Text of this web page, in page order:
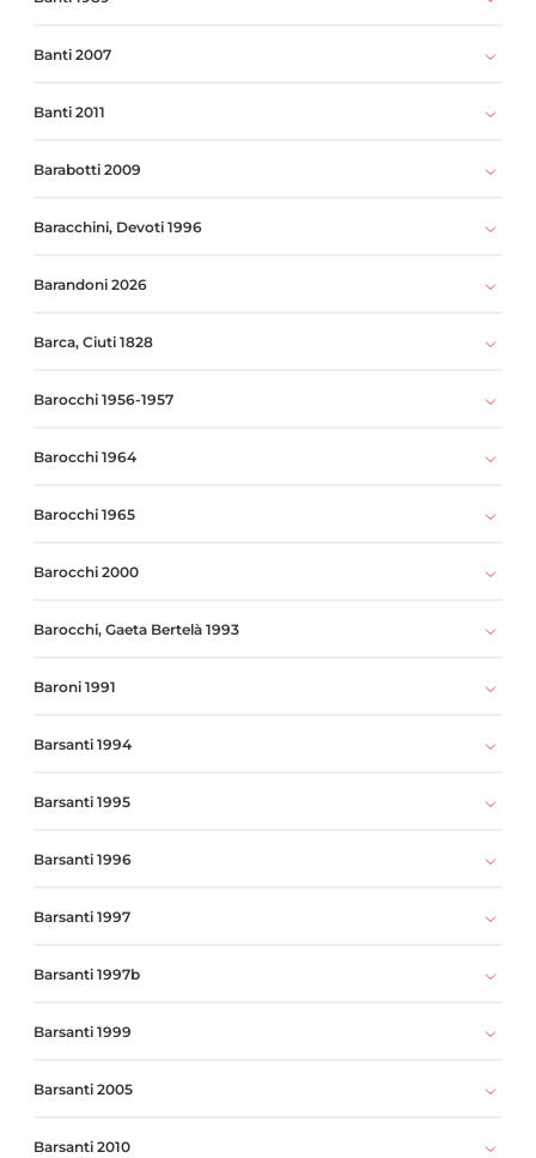
Banti 2007
Banti 2011
Barabotti 2009
Baracchini, Devoti 1996
Barandoni 2026
Barca, Ciuti 1828
Barocchi 1956-1957
Barocchi 1964
Barocchi 1965
Barocchi 2000
Barocchi, Gaeta Bertelà 1993
Baroni 1991
Barsanti 1994
Barsanti 1995
Barsanti 1996
Barsanti 1997
Barsanti 1997b
Barsanti 1999
Barsanti 2005
Barsanti 2010